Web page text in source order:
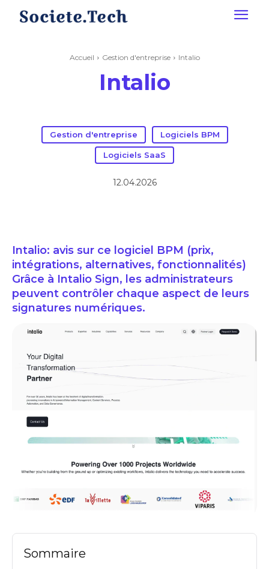
Accueil Gestion d'entreprise Intalio
Intalio
Gestion d'entreprise Logiciels BPM
Logiciels SaaS
12.04.2026
Intalio: avis sur ce logiciel BPM (prix,
intégrations, alternatives, fonctionnalités)
Grâce à Intalio Sign, les administrateurs
peuvent contrôler chaque aspect de leurs
signatures numériques.
Sommaire